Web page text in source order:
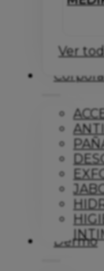
Ver
Dermo